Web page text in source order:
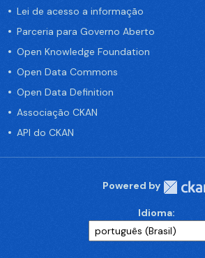
Lei de acesso a informação
Parceria para Governo Aberto
Open Knowledge Foundation
Open Data Commons
Open Data Definition
Associação CKAN
API do CKAN
Powered by
Idioma